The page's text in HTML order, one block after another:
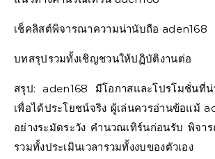
เช็คลิสต์พิจารณาความน่านับถือ aden168
บทสรุปรวมทั้งเชิญชวนให้ปฏิบัติงานต่อ
สรุป: aden168 มีโอกาสและโปรโมชั่นที่
เพื่อได้ประโยชน์จริง ผู้เล่นควรอ่านข้อแม้
อย่างระมัดระวัง คำนวณเทิร์นก่อนรับ พิจา
รวมทั้งประเมินเวลารวมทั้งงบของตัวเอ